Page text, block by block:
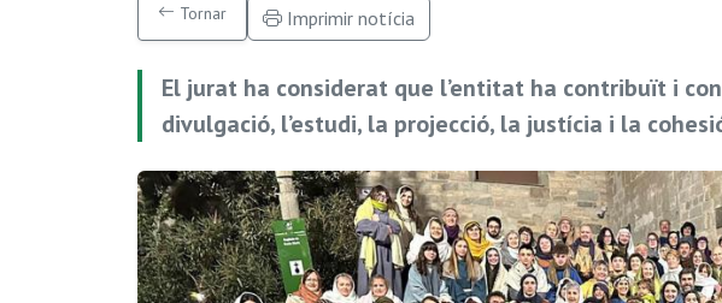
Tornar Imprimir notícia
El jurat ha considerat que l’entitat ha contribuït i
divulgació, l’estudi, la projecció, la justícia i la